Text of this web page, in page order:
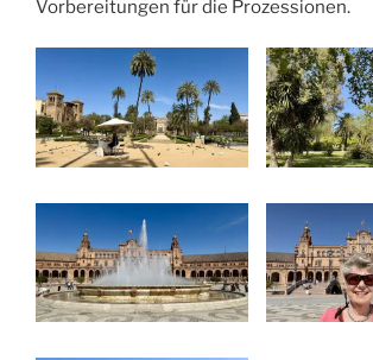
Vorbereitungen für die Prozessionen.